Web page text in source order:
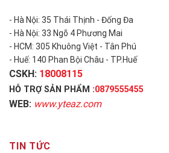
- Hà Nội: 35 Thái Thịnh - Đống Đa
- Hà Nội: 33 Ngõ 4 Phương Mai
- HCM: 305 Khuông Việt - Tân Phú
- Huế: 140 Phan Bội Châu - TP.Huế
CSKH: 18008115
HỖ TRỢ SẢN PHẨM :0879555455
WEB: www.yteaz.com
TIN TỨC